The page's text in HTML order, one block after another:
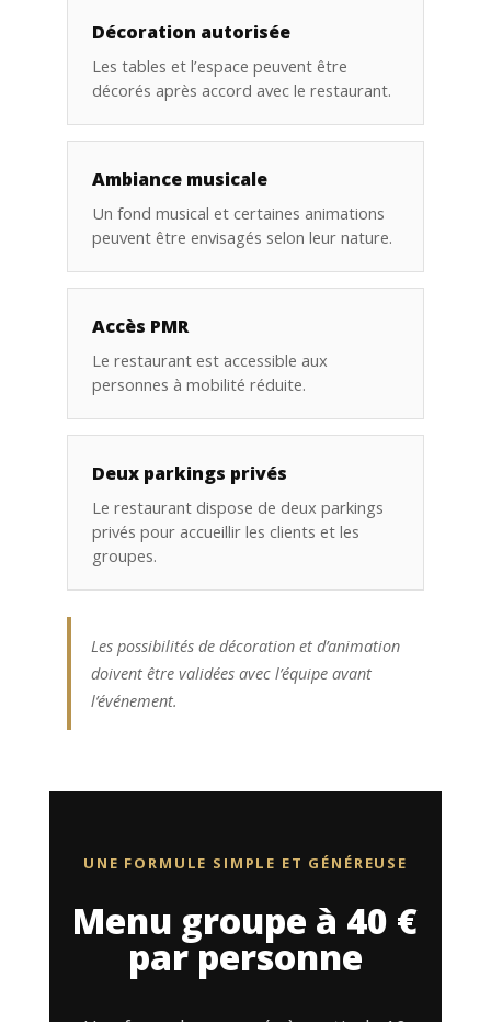
Décoration autorisée
Les tables et l’espace peuvent être
décorés après accord avec le restaurant.
Ambiance musicale
Un fond musical et certaines animations
peuvent être envisagés selon leur nature.
Accès PMR
Le restaurant est accessible aux
personnes à mobilité réduite.
Deux parkings privés
Le restaurant dispose de deux parkings
privés pour accueillir les clients et les
groupes.
Les possibilités de décoration et d’animation
doivent être validées avec l’équipe avant
l’événement.
UNE FORMULE SIMPLE ET GÉNÉREUSE
Menu groupe à 40 €
par personne